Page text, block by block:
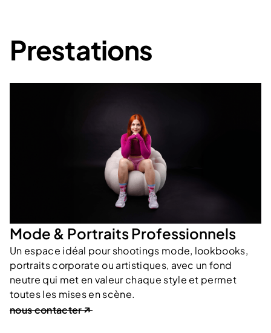
Prestations
Mode & Portraits Professionnels
Un espace idéal pour shootings mode, lookbooks,
portraits corporate ou artistiques, avec un fond
neutre qui met en valeur chaque style et permet
toutes les mises en scène.
nous contacter